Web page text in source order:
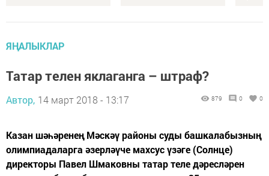
ЯҢАЛЫКЛАР
Татар телен яклаганга – штраф?
Автор, 14 март 2018 - 13:17 879 0 0
Казан шәһәренең Мәскәү районы суды башкалабызның
олимпиадаларга әзер­ләү­че махсус үзәге (Солнце)
директоры Павел Шмаковны татар теле дәресләрен